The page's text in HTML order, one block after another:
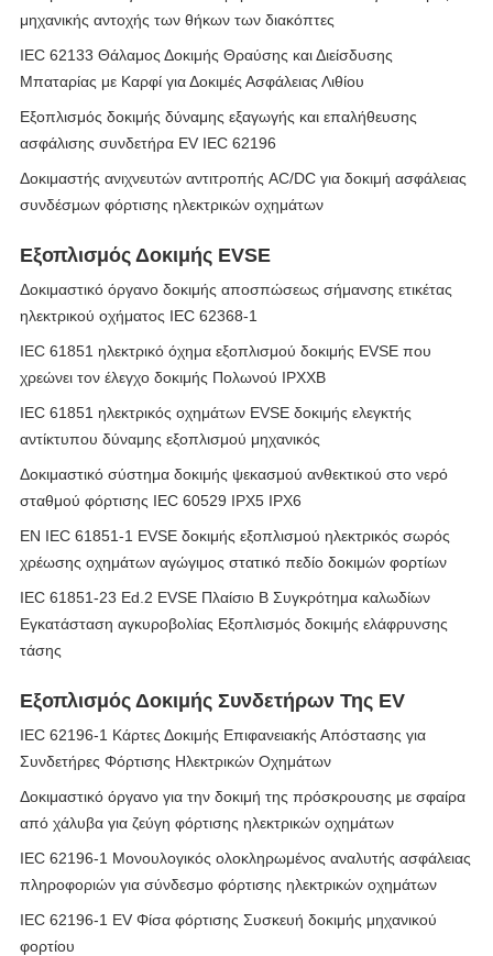
μηχανικής αντοχής των θήκων των διακόπτες
IEC 62133 Θάλαμος Δοκιμής Θραύσης και Διείσδυσης
Μπαταρίας με Καρφί για Δοκιμές Ασφάλειας Λιθίου
Εξοπλισμός δοκιμής δύναμης εξαγωγής και επαλήθευσης
ασφάλισης συνδετήρα EV IEC 62196
Δοκιμαστής ανιχνευτών αντιτροπής AC/DC για δοκιμή ασφάλειας
συνδέσμων φόρτισης ηλεκτρικών οχημάτων
Εξοπλισμός Δοκιμής EVSE
Δοκιμαστικό όργανο δοκιμής αποσπώσεως σήμανσης ετικέτας
ηλεκτρικού οχήματος IEC 62368-1
IEC 61851 ηλεκτρικό όχημα εξοπλισμού δοκιμής EVSE που
χρεώνει τον έλεγχο δοκιμής Πολωνού IPXXB
IEC 61851 ηλεκτρικός οχημάτων EVSE δοκιμής ελεγκτής
αντίκτυπου δύναμης εξοπλισμού μηχανικός
Δοκιμαστικό σύστημα δοκιμής ψεκασμού ανθεκτικού στο νερό
σταθμού φόρτισης IEC 60529 IPX5 IPX6
EN IEC 61851-1 EVSE δοκιμής εξοπλισμού ηλεκτρικός σωρός
χρέωσης οχημάτων αγώγιμος στατικό πεδίο δοκιμών φορτίων
IEC 61851-23 Ed.2 EVSE Πλαίσιο Β Συγκρότημα καλωδίων
Εγκατάσταση αγκυροβολίας Εξοπλισμός δοκιμής ελάφρυνσης
τάσης
Εξοπλισμός Δοκιμής Συνδετήρων Της EV
IEC 62196-1 Κάρτες Δοκιμής Επιφανειακής Απόστασης για
Συνδετήρες Φόρτισης Ηλεκτρικών Οχημάτων
Δοκιμαστικό όργανο για την δοκιμή της πρόσκρουσης με σφαίρα
από χάλυβα για ζεύγη φόρτισης ηλεκτρικών οχημάτων
IEC 62196-1 Μονουλογικός ολοκληρωμένος αναλυτής ασφάλειας
πληροφοριών για σύνδεσμο φόρτισης ηλεκτρικών οχημάτων
IEC 62196-1 EV Φίσα φόρτισης Συσκευή δοκιμής μηχανικού
φορτίου